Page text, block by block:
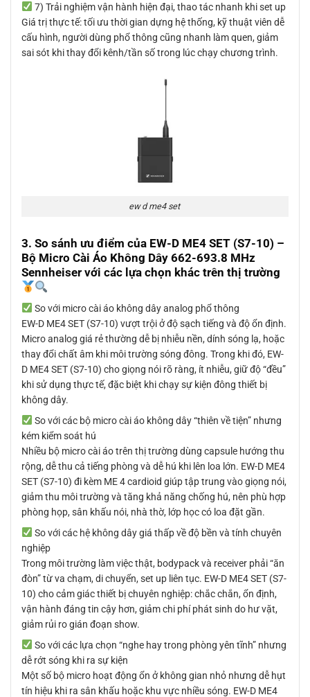
7) Trải nghiệm vận hành hiện đại, thao tác nhanh khi set up
Giá trị thực tế: tối ưu thời gian dựng hệ thống, kỹ thuật viên dễ
cấu hình, người dùng phổ thông cũng nhanh làm quen, giảm
sai sót khi thay đổi kênh/tần số trong lúc chạy chương trình.
ew d me4 set
3. So sánh ưu điểm của EW-D ME4 SET (S7-10) –
Bộ Micro Cài Áo Không Dây 662-693.8 MHz
Sennheiser với các lựa chọn khác trên thị trường
So với micro cài áo không dây analog phổ thông
EW-D ME4 SET (S7-10) vượt trội ở độ sạch tiếng và độ ổn định.
Micro analog giá rẻ thường dễ bị nhiễu nền, dính sóng lạ, hoặc
thay đổi chất âm khi môi trường sóng đông. Trong khi đó, EW-
D ME4 SET (S7-10) cho giọng nói rõ ràng, ít nhiễu, giữ độ “đều”
khi sử dụng thực tế, đặc biệt khi chạy sự kiện đông thiết bị
không dây.
So với các bộ micro cài áo không dây “thiên về tiện” nhưng
kém kiểm soát hú
Nhiều bộ micro cài áo trên thị trường dùng capsule hướng thu
rộng, dễ thu cả tiếng phòng và dễ hú khi lên loa lớn. EW-D ME4
SET (S7-10) đi kèm ME 4 cardioid giúp tập trung vào giọng nói,
giảm thu môi trường và tăng khả năng chống hú, nên phù hợp
phòng họp, sân khấu nói, nhà thờ, lớp học có loa đặt gần.
So với các hệ không dây giá thấp về độ bền và tính chuyên
nghiệp
Trong môi trường làm việc thật, bodypack và receiver phải “ăn
đòn” từ va chạm, di chuyển, set up liên tục. EW-D ME4 SET (S7-
10) cho cảm giác thiết bị chuyên nghiệp: chắc chắn, ổn định,
vận hành đáng tin cậy hơn, giảm chi phí phát sinh do hư vặt,
giảm rủi ro gián đoạn show.
So với các lựa chọn “nghe hay trong phòng yên tĩnh” nhưng
dễ rớt sóng khi ra sự kiện
Một số bộ micro hoạt động ổn ở không gian nhỏ nhưng dễ hụt
tín hiệu khi ra sân khấu hoặc khu vực nhiều sóng. EW-D ME4